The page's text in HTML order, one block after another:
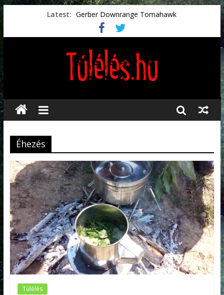
Latest: Gerber Downrange Tomahawk
Vészhelyzeti élelmiszerek
Svéd vészhelyzeti tájékoztató.
Vészhelyzetkezelés
Préselt törlőkendők
Éhezés
Túlélés